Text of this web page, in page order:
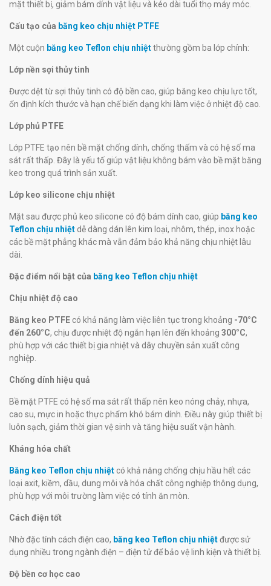
mặt thiết bị, giảm bám dính vật liệu và kéo dài tuổi thọ máy móc.
Cấu tạo của băng keo chịu nhiệt PTFE
Một cuộn băng keo Teflon chịu nhiệtthường gồm ba lớp chính:
Lớp nền sợi thủy tinh
Được dệt từ sợi thủy tinh có độ bền cao, giúp băng keo chịu lực tốt,
ổn định kích thước và hạn chế biến dạng khi làm việc ở nhiệt độ cao.
Lớp phủ PTFE
Lớp PTFE tạo nên bề mặt chống dính, chống thấm và có hệ số ma
sát rất thấp. Đây là yếu tố giúp vật liệu không bám vào bề mặt băng
keo trong quá trình sản xuất.
Lớp keo silicone chịu nhiệt
Mặt sau được phủ keo silicone có độ bám dính cao, giúp băng keo
Teflon chịu nhiệt dễ dàng dán lên kim loại, nhôm, thép, inox hoặc
các bề mặt phẳng khác mà vẫn đảm bảo khả năng chịu nhiệt lâu
dài.
Đặc điểm nổi bật của băng keo Teflon chịu nhiệt
Chịu nhiệt độ cao
Băng keo PTFE có khả năng làm việc liên tục trong khoảng -70°C
đến 260°C, chịu được nhiệt độ ngắn hạn lên đến khoảng 300°C,
phù hợp với các thiết bị gia nhiệt và dây chuyền sản xuất công
nghiệp.
Chống dính hiệu quả
Bề mặt PTFE có hệ số ma sát rất thấp nên keo nóng chảy, nhựa,
cao su, mực in hoặc thực phẩm khó bám dính. Điều này giúp thiết bị
luôn sạch, giảm thời gian vệ sinh và tăng hiệu suất vận hành.
Kháng hóa chất
Băng keo Teflon chịu nhiệt có khả năng chống chịu hầu hết các
loại axit, kiềm, dầu, dung môi và hóa chất công nghiệp thông dụng,
phù hợp với môi trường làm việc có tính ăn mòn.
Cách điện tốt
Nhờ đặc tính cách điện cao, băng keo Teflon chịu nhiệtđược sử
dụng nhiều trong ngành điện – điện tử để bảo vệ linh kiện và thiết bị.
Độ bền cơ học cao